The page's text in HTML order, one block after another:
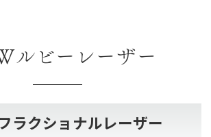
ルビーレーザー
ラクショナルレーザー